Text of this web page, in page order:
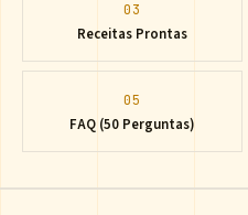
03
Receitas Prontas
05
FAQ (50 Perguntas)